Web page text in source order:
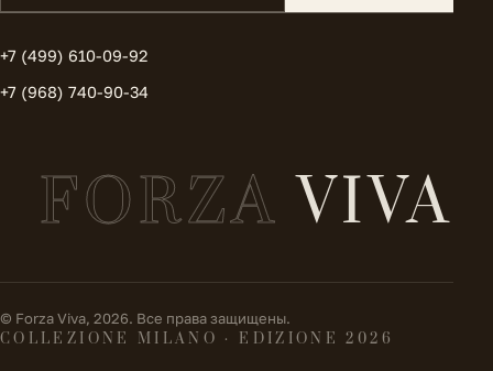
+7 (499) 610-09-92
+7 (968) 740-90-34
FORZAVIVA
© Forza Viva, 2026. Все права защищены.
COLLEZIONE MILANO · EDIZIONE 2026